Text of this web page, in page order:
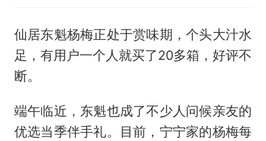
仙居东魁杨梅正处于赏味期，个头大汁水
足，有用户一个人就买了20多箱，好评不
断。
端午临近，东魁也成了不少人问候亲友的
优选当季伴手礼。目前，宁宁家的杨梅每